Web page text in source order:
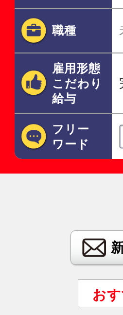
職種
雇用形態
こだわり
給与
フリー
ワード
お